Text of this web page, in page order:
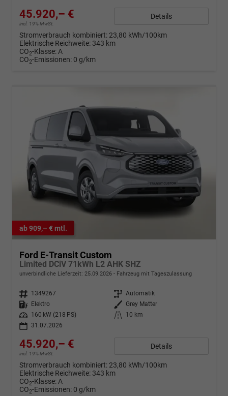
45.920,– €
incl. 19% MwSt.
Details
Stromverbrauch kombiniert: 23,80 kWh/100km
Elektrische Reichweite: 343 km
CO2-Klasse:A
CO2-Emissionen: 0 g/km
ab 909,– € mtl.
Ford E-Transit Custom
Limited DCiV 71kWh L2 AHK SHZ
unverbindliche Lieferzeit: 25.09.2026 Fahrzeug mit Tageszulassung
Fahrzeugnr. 1349267 Getriebe Automatik
Kraftstoff
Elektro Außenfarbe
Grey Matter
Leistung
160 kW (218 PS) Kilometerstand
10 km
31.07.2026
45.920,– €
incl. 19% MwSt.
Details
Stromverbrauch kombiniert: 23,80 kWh/100km
Elektrische Reichweite: 343 km
CO2-Klasse:A
CO2-Emissionen: 0 g/km